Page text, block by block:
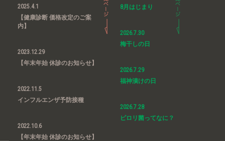
2025.4.1
【健康診断 価格改定のご案
内】
2023.12.29
【年末年始 休診のお知らせ】
2022.11.5
インフルエンザ予防接種
2022.10.6
【年末年始 休診のお知らせ】
8月はじまり
2026.7.30
梅干しの日
2026.7.29
福神漬けの日
2026.7.28
ピロリ菌ってなに？